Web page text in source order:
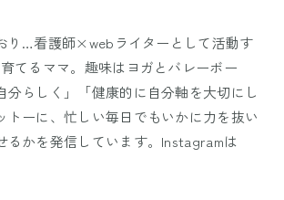
り…看護師×webライターとして活動す
てるママ。趣味はヨガとバレーボー
分らしく」「健康的に自分軸を大切にし
トーに、忙しい毎日でもいかに力を抜い
るかを発信しています。Instagramは